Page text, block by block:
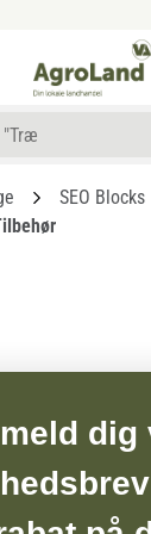
SEO Blocks
dig